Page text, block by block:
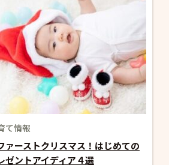
て情報
ァーストクリスマス！はじめての
ゼントアイディア４選